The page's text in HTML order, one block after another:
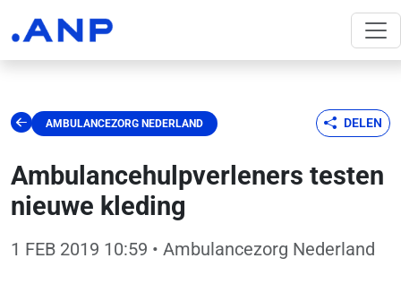
AMBULANCEZORG NEDERLAND DELEN
Ambulancehulpverleners testen
nieuwe kleding
1 FEB 2019 10:59 • Ambulancezorg Nederland